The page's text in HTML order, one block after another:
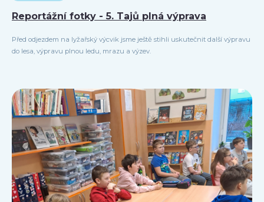
Reportážní fotky - 5. Tajů plná výprava
Před odjezdem na lyžařský výcvik jsme ještě stihli uskutečnit další výpravu
do lesa, výpravu plnou ledu, mrazu a výzev.